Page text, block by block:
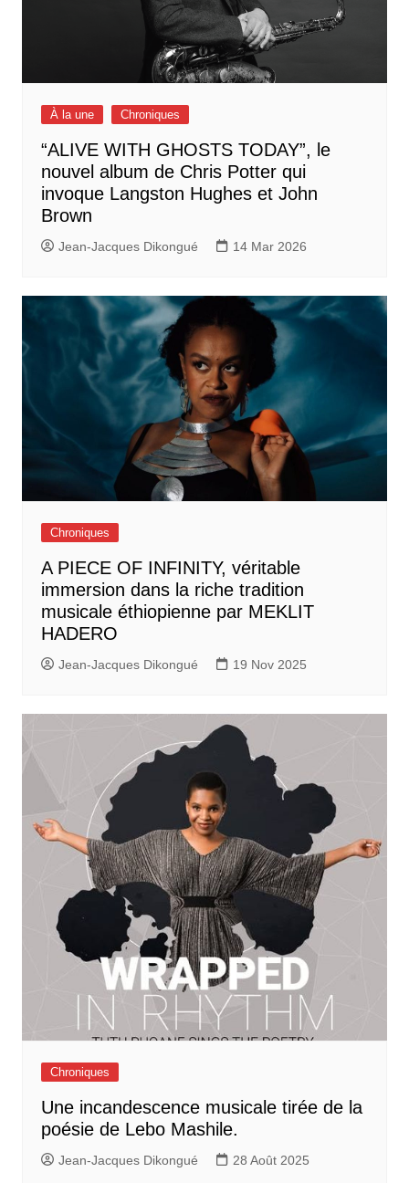
À la une Chroniques
“ALIVE WITH GHOSTS TODAY”, le
nouvel album de Chris Potter qui
invoque Langston Hughes et John
Brown
Jean-Jacques Dikongué 14 Mar 2026
Chroniques
A PIECE OF INFINITY, véritable
immersion dans la riche tradition
musicale éthiopienne par MEKLIT
HADERO
Jean-Jacques Dikongué 19 Nov 2025
Chroniques
Une incandescence musicale tirée de la
poésie de Lebo Mashile.
Jean-Jacques Dikongué 28 Août 2025